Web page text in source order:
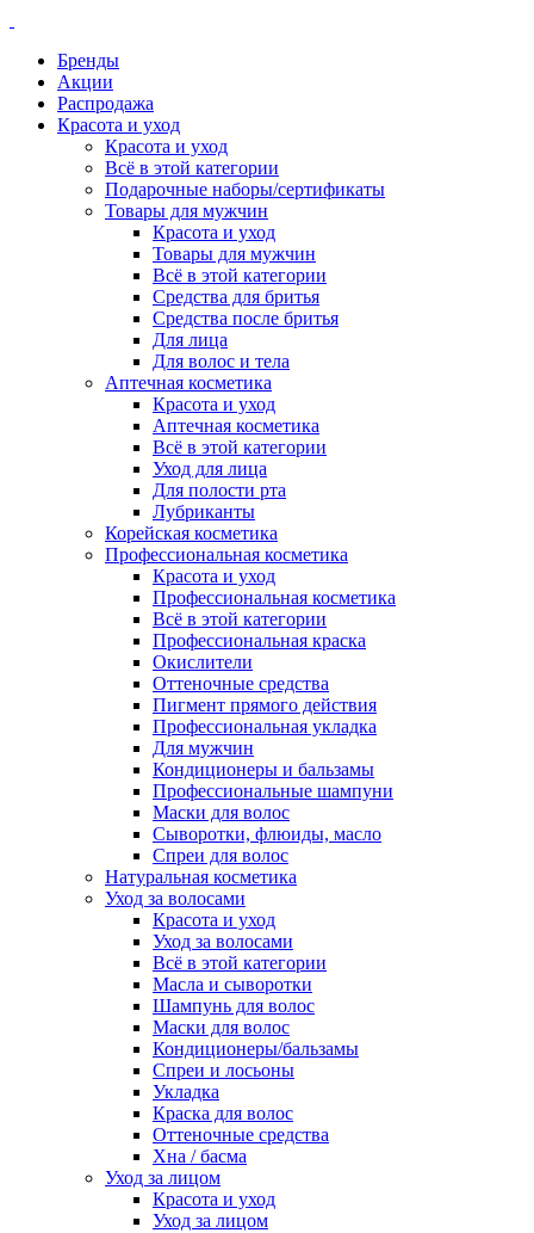
Бренды
Акции
Распродажа
Красота и уход
Красота и уход
Всё в этой категории
Подарочные наборы/сертификаты
Товары для мужчин
Красота и уход
Товары для мужчин
Всё в этой категории
Средства для бритья
Средства после бритья
Для лица
Для волос и тела
Аптечная косметика
Красота и уход
Аптечная косметика
Всё в этой категории
Уход для лица
Для полости рта
Лубриканты
Корейская косметика
Профессиональная косметика
Красота и уход
Профессиональная косметика
Всё в этой категории
Профессиональная краска
Окислители
Оттеночные средства
Пигмент прямого действия
Профессиональная укладка
Для мужчин
Кондиционеры и бальзамы
Профессиональные шампуни
Маски для волос
Сыворотки, флюиды, масло
Спреи для волос
Натуральная косметика
Уход за волосами
Красота и уход
Уход за волосами
Всё в этой категории
Масла и сыворотки
Шампунь для волос
Маски для волос
Кондиционеры/бальзамы
Спреи и лосьоны
Укладка
Краска для волос
Оттеночные средства
Хна / басма
Уход за лицом
Красота и уход
Уход за лицом